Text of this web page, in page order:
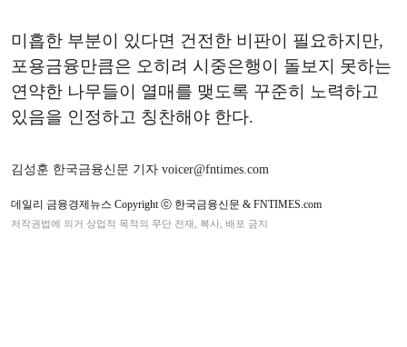
미흡한 부분이 있다면 건전한 비판이 필요하지만,
포용금융만큼은 오히려 시중은행이 돌보지 못하는
연약한 나무들이 열매를 맺도록 꾸준히 노력하고
있음을 인정하고 칭찬해야 한다.
김성훈 한국금융신문 기자 voicer@fntimes.com
데일리 금융경제뉴스 Copyright ⓒ 한국금융신문 & FNTIMES.com
저작권법에 의거 상업적 목적의 무단 전재, 복사, 배포 금지